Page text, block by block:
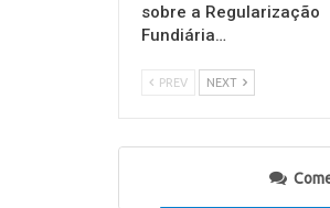
sobre a Regularização
Fundiária…
PREV NEXT